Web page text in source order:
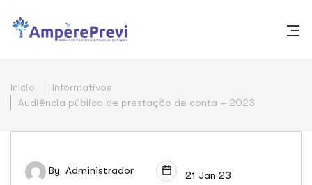
Início
Informativos
Audiência pública de prestação de conta – 2023
By Administrador 21 Jan 23